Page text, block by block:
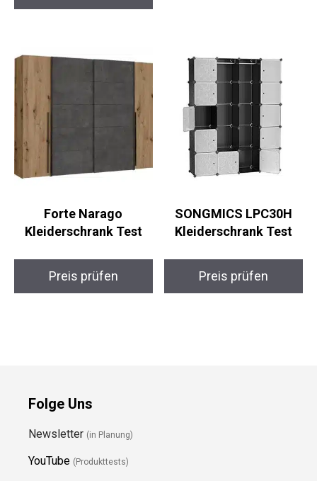
Forte Narago
Kleiderschrank Test
Preis prüfen
SONGMICS LPC30H
Kleiderschrank Test
Preis prüfen
Folge Uns
Newsletter (in Planung)
YouTube (Produkttests)